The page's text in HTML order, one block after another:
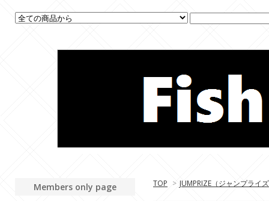
TOP > JUMPRIZE（ジャンプライ
Members only page